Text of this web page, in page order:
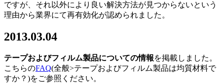
ですが、それ以外により良い解決方法が見つからないという
理由から業界にて再有効化が認められました。
2013.03.04
テープおよびフィルム製品についての情報を掲載しました。
こちらのFAQ(全般>テープおよびフィルム製品は均質材料で
すか？)をご参照ください。